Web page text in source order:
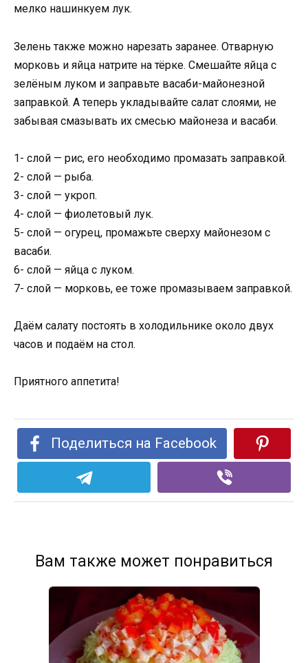
мелко нашинкуем лук.
Зелень также можно нарезать заранее. Отварную
морковь и яйца натрите на тёрке. Смешайте яйца с
зелёным луком и заправьте васаби-майонезной
заправкой. А теперь укладывайте салат слоями, не
забывая смазывать их смесью майонеза и васаби.
1- слой — рис, его необходимо промазать заправкой.
2- слой — рыба.
3- слой — укроп.
4- слой — фиолетовый лук.
5- слой — огурец, промажьте сверху майонезом с
васаби.
6- слой — яйца с луком.
7- слой — морковь, ее тоже промазываем заправкой.
Даём салату постоять в холодильнике около двух
часов и подаём на стол.
Приятного аппетита!
Поделиться на Facebook
Вам также может понравиться